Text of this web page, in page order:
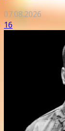
07.08.2026
16